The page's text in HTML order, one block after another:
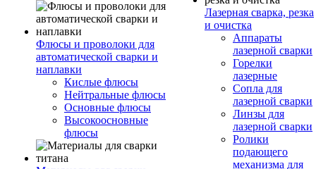
Флюсы и проволоки для
автоматической сварки и
наплавки
Кислые флюсы
Нейтральные флюсы
Основные флюсы
Высокоосновные
флюсы
Лазерная сварка, резка
и очистка
Аппараты
лазерной сварки
Горелки
лазерные
Сопла для
лазерной сварки
Линзы для
лазерной сварки
Ролики
подающего
механизма для